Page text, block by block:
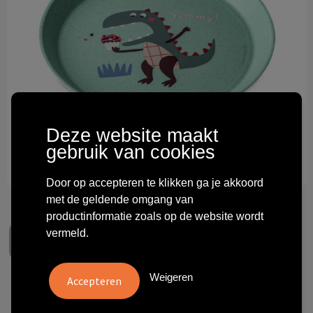
Technologie & gadgets
Themageschenken
Overig
Koziol Klein bord 205 mm
Deze website maakt
gebruik van cookies
Door op accepteren te klikken ga je akkoord
met de geldende omgang van
productinformatie zoals op de website wordt
vermeld.
Weigeren